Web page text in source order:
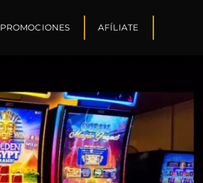
PROMOCIONES AFÍLIATE